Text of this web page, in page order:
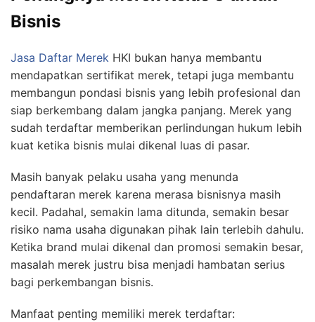
Bisnis
Jasa Daftar Merek HKI bukan hanya membantu
mendapatkan sertifikat merek, tetapi juga membantu
membangun pondasi bisnis yang lebih profesional dan
siap berkembang dalam jangka panjang. Merek yang
sudah terdaftar memberikan perlindungan hukum lebih
kuat ketika bisnis mulai dikenal luas di pasar.
Masih banyak pelaku usaha yang menunda
pendaftaran merek karena merasa bisnisnya masih
kecil. Padahal, semakin lama ditunda, semakin besar
risiko nama usaha digunakan pihak lain terlebih dahulu.
Ketika brand mulai dikenal dan promosi semakin besar,
masalah merek justru bisa menjadi hambatan serius
bagi perkembangan bisnis.
Manfaat penting memiliki merek terdaftar: